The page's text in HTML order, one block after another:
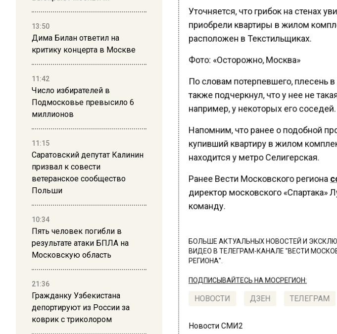
13:50
Дима Билан ответил на
критику концерта в Москве
11:42
Число избирателей в
Подмосковье превысило 6
миллионов
11:15
Саратовский депутат Калинин
призвал к совести
ветеранское сообщество
Польши
10:34
Пять человек погибли в
результате атаки БПЛА на
Московскую область
21:36
Гражданку Узбекистана
депортируют из России за
коврик с триколором
Уточняется, что грибок на стенах
приобрели квартиры в жилом
расположен в Текстильщиках.
Фото: «Осторожно, Москва»
По словам потерпевшего, плесень
также подчеркнул, что у нее не
например, у некоторых его соседей.
Напомним, что ранее о подобной
купивший квартиру в жилом
находится у метро Селигерская.
Ранее Вести Московского региона
директор московского «Спартака»
команду.
БОЛЬШЕ АКТУАЛЬНЫХ НОВОСТЕЙ И
ВИДЕО В ТЕЛЕГРАМ-КАНАЛЕ "ВЕСТИ
РЕГИОНА".
ПОДПИСЫВАЙТЕСЬ НА МОСРЕГИОН:
НОВОСТИ ДЗЕН ТЕЛЕГРАМ
Новости СМИ2